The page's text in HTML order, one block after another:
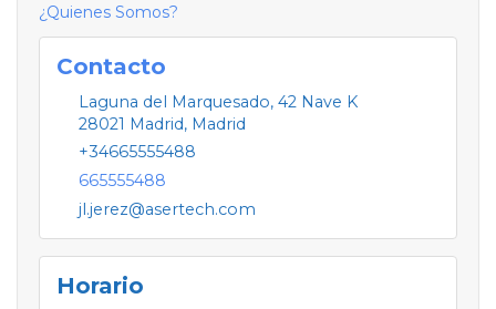
¿Quienes Somos?
Contacto
Laguna del Marquesado, 42 Nave K
28021 Madrid, Madrid
+34665555488
665555488
jl.jerez@asertech.com
Horario